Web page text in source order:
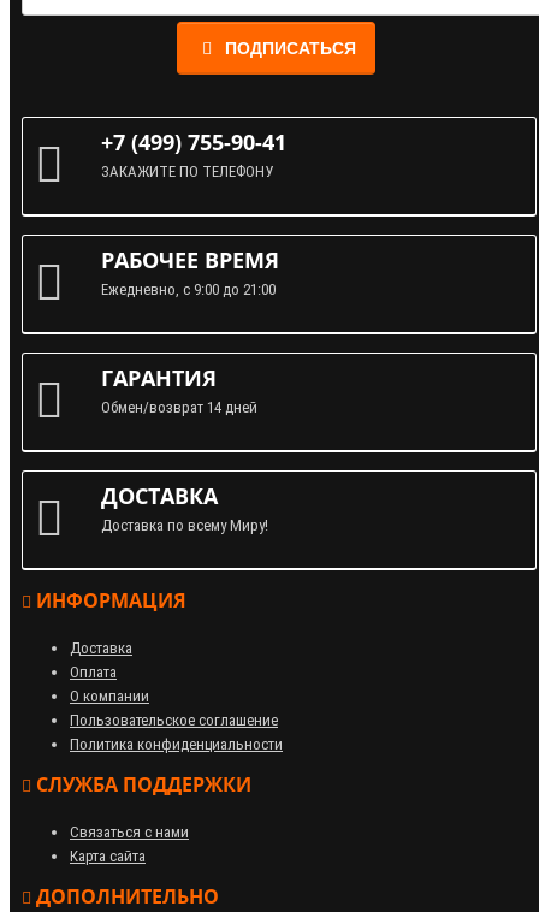
ПОДПИСАТЬСЯ
+7 (499) 755-90-41
ЗАКАЖИТЕ ПО ТЕЛЕФОНУ
РАБОЧЕЕ ВРЕМЯ
Ежедневно, с 9:00 до 21:00
ГАРАНТИЯ
Обмен/возврат 14 дней
ДОСТАВКА
Доставка по всему Миру!
ИНФОРМАЦИЯ
Доставка
Оплата
О компании
Пользовательское соглашение
Политика конфиденциальности
СЛУЖБА ПОДДЕРЖКИ
Связаться с нами
Карта сайта
ДОПОЛНИТЕЛЬНО